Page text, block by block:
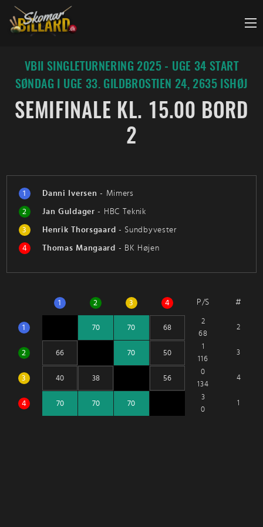
Fortsæt
indhold
VBII SINGLETURNERING 2025 - UGE 34 START
SØNDAG I UGE 33. GILDBROSTIEN 24, 2635 ISHØJ
SEMIFINALE KL. 15.00 BORD
2
1 Danni Iversen - Mimers
2
Jan Guldager - HBC Teknik
3
Henrik Thorsgaard - Sundbyvester
4
Thomas Mangaard - BK Højen
1 2 3 4 P/S #
1
2
68
2
2
1
116
3
3
0
134
4
4
3
0
1